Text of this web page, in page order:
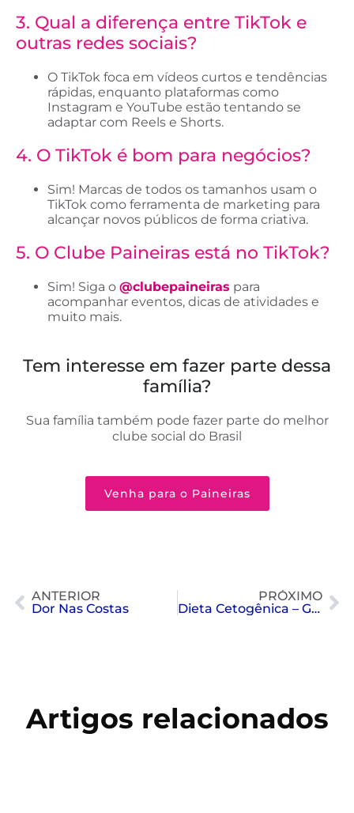
3. Qual a diferença entre TikTok e
outras redes sociais?
O TikTok foca em vídeos curtos e tendências
rápidas, enquanto plataformas como
Instagram e YouTube estão tentando se
adaptar com Reels e Shorts.
4. O TikTok é bom para negócios?
Sim! Marcas de todos os tamanhos usam o
TikTok como ferramenta de marketing para
alcançar novos públicos de forma criativa.
5. O Clube Paineiras está no TikTok?
Sim! Siga o @clubepaineiras para
acompanhar eventos, dicas de atividades e
muito mais.
Tem interesse em fazer parte dessa
família?
Sua família também pode fazer parte do melhor
clube social do Brasil
Venha para o Paineiras
ANTERIOR
Dor Nas Costas
PRÓXIMO
Dieta Cetogênica – Guia Definitivo para uma Alimentação Saudável
Artigos relacionados